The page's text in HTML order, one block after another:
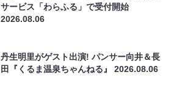
サービス「わらふる」で受付開始
2026.08.06
丹生明里がゲスト出演! パンサー向井＆長
田『くるま温泉ちゃんねる』2026.08.06